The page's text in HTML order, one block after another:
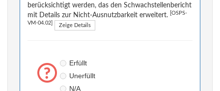
berücksichtigt werden, das den Schwachstellenbericht
mit Details zur Nicht-Ausnutzbarkeit erweitert.
[OSPS-
VM-04.02] Zeige Details
Erfüllt
Unerfüllt
N/A